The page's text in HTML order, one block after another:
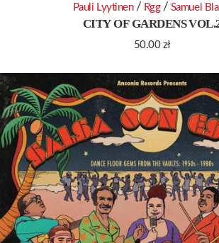
CITY OF GARDENS
50.00 zł
Pauli Lyytinen / Rgg / Samuel